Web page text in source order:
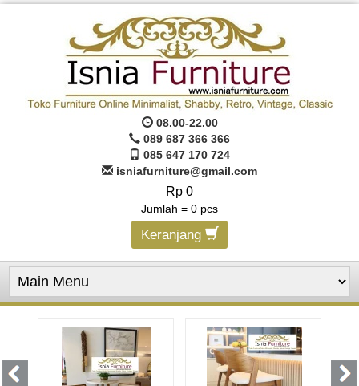
08.00-22.00
089 687 366 366
085 647 170 724
isniafurniture@gmail.com
Rp 0
Jumlah = 0 pcs
Keranjang